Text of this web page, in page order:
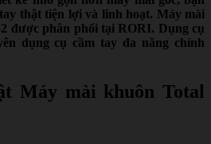
thật tiện lợi và linh hoạt. Máy mài
được phân phối tại RORI. Dụng cụ
dụng cụ cầm tay đa năng chính
Máy mài khuôn Total